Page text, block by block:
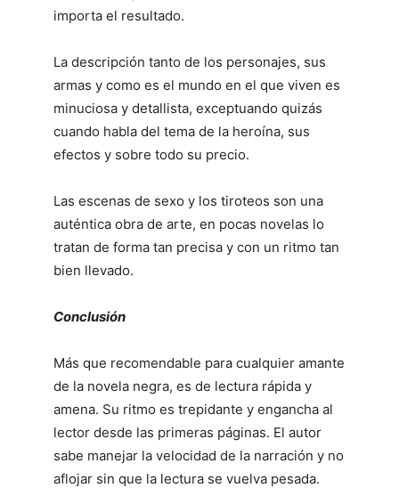
importa el resultado.
La descripción tanto de los personajes, sus
armas y como es el mundo en el que viven es
minuciosa y detallista, exceptuando quizás
cuando habla del tema de la heroína, sus
efectos y sobre todo su precio.
Las escenas de sexo y los tiroteos son una
auténtica obra de arte, en pocas novelas lo
tratan de forma tan precisa y con un ritmo tan
bien llevado.
Conclusión
Más que recomendable para cualquier amante
de la novela negra, es de lectura rápida y
amena. Su ritmo es trepidante y engancha al
lector desde las primeras páginas. El autor
sabe manejar la velocidad de la narración y no
aflojar sin que la lectura se vuelva pesada.